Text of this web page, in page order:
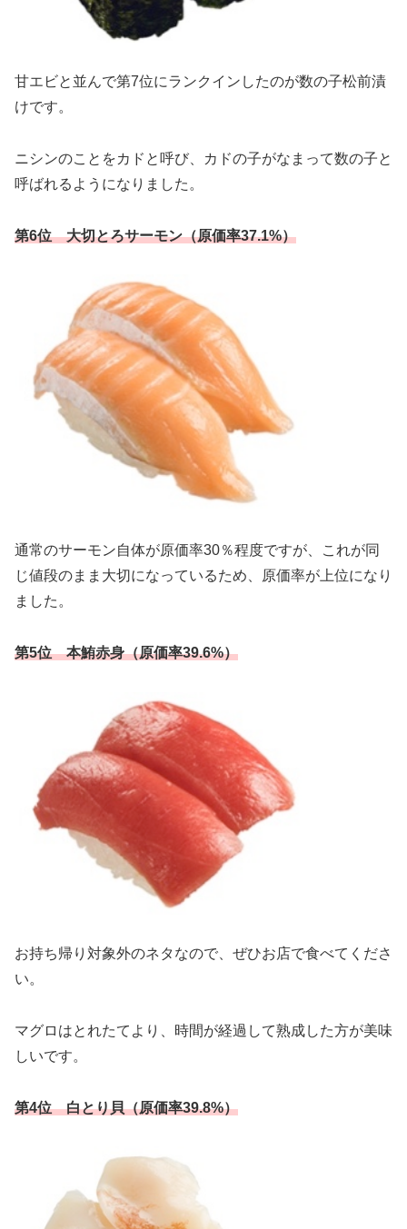
甘エビと並んで第7位にランクインしたのが数の子松前漬
けです。
ニシンのことをカドと呼び、カドの子がなまって数の子と
呼ばれるようになりました。
第6位 大切とろサーモン（原価率37.1%）
通常のサーモン自体が原価率30％程度ですが、これが同
じ値段のまま大切になっているため、原価率が上位になり
ました。
第5位 本鮪赤身（原価率39.6%）
お持ち帰り対象外のネタなので、ぜひお店で食べてくださ
い。
マグロはとれたてより、時間が経過して熟成した方が美味
しいです。
第4位 白とり貝（原価率39.8%）